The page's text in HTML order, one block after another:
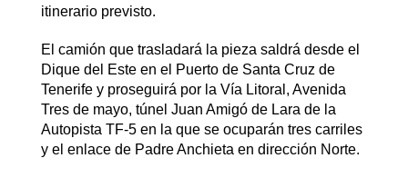
itinerario previsto.
El camión que trasladará la pieza saldrá desde el
Dique del Este en el Puerto de Santa Cruz de
Tenerife y proseguirá por la Vía Litoral, Avenida
Tres de mayo, túnel Juan Amigó de Lara de la
Autopista TF-5 en la que se ocuparán tres carriles
y el enlace de Padre Anchieta en dirección Norte.